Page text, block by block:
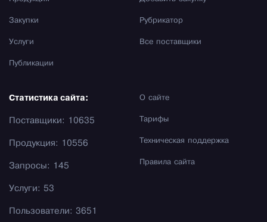
Закупки
Услуги
Публикации
Рубрикатор
Все поставщики
О сайте
Тарифы
Техническая поддержка
Правила сайта
Статистика сайта:
Поставщики: 10635
Продукция: 10556
Запросы: 145
Услуги: 53
Пользователи: 3651